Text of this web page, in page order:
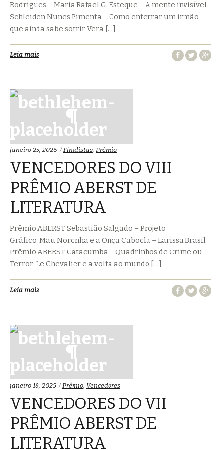
Rodrigues – Maria Rafael G. Esteque – A mente invisível
Schleiden Nunes Pimenta – Como enterrar um irmão
que ainda sabe sorrir Vera […]
Leia mais
janeiro 25, 2026 Categorias:
Finalistas, Prêmio
VENCEDORES DO VIII
PRÊMIO ABERST DE
LITERATURA
Prêmio ABERST Sebastião Salgado – Projeto
Gráfico: Mau Noronha e a Onça Cabocla – Larissa Brasil
Prêmio ABERST Catacumba – Quadrinhos de Crime ou
Terror: Le Chevalier e a volta ao mundo […]
Leia mais
janeiro 18, 2025 Categorias:
Prêmio Vencedores
VENCEDORES DO VII
PRÊMIO ABERST DE
LITERATURA